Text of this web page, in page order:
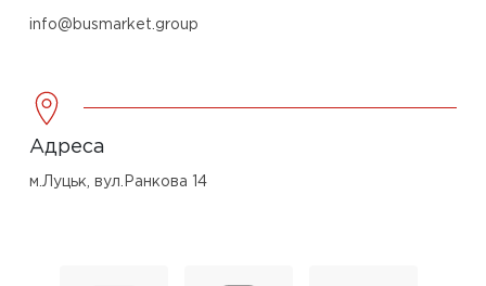
info@busmarket.group
Адреса
м.Луцьк, вул.Ранкова 14